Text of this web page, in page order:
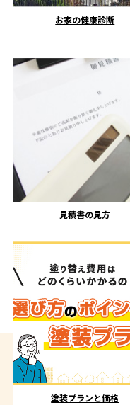
お家の健康診断
見積書の見方
塗装プランと価格